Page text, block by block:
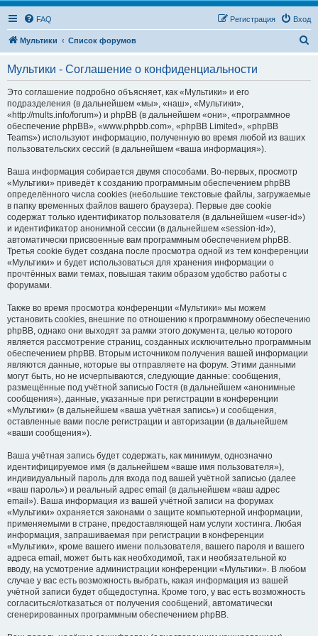
FAQ Вход
Регистрация
Мультики Список форумов
Мультики - Соглашение о конфиденциальности
Это соглашение подробно объясняет, как «Мультики» и его
подразделения (в дальнейшем «мы», «наш», «Мультики»,
«http://mults.info/forum») и phpBB (в дальнейшем «они», «программное
обеспечение phpBB», «www.phpbb.com», «phpBB Limited», «phpBB
Teams») используют информацию, полученную во время любой из ваших
пользовательских сессий (в дальнейшем «ваша информация»).
Ваша информация собирается двумя способами. Во-первых, просмотр
«Мультики» приведёт к созданию программным обеспечением phpBB
определённого числа cookies (небольшие текстовые файлы, загружаемые
в папку временных файлов вашего браузера). Первые две cookie
содержат только идентификатор пользователя (в дальнейшем «user-id»)
и идентификатор анонимной сессии (в дальнейшем «session-id»),
автоматически присвоенные вам программным обеспечением phpBB.
Третья cookie будет создана после просмотра одной из тем конференции
«Мультики» и будет использоваться для хранения информации о
прочтённых вами темах, повышая таким образом удобство работы с
форумами.
Также во время просмотра конференции «Мультики» мы можем
установить cookies, внешние по отношению к программному обеспечению
phpBB, однако они выходят за рамки этого документа, целью которого
является рассмотрение страниц, созданных исключительно программным
обеспечением phpBB. Вторым источником получения вашей информации
являются данные, которые вы отправляете на форум. Этими данными
могут быть, но не исчерпываются, следующие данные: сообщения,
размещённые под учётной записью Гостя (в дальнейшем «анонимные
сообщения»), данные, указанные при регистрации в конференции
«Мультики» (в дальнейшем «ваша учётная запись») и сообщения,
оставленные вами после регистрации и авторизации (в дальнейшем
«ваши сообщения»).
Ваша учётная запись будет содержать, как минимум, однозначно
идентифицируемое имя (в дальнейшем «ваше имя пользователя»),
индивидуальный пароль для входа под вашей учётной записью (далее
«ваш пароль») и реальный адрес email (в дальнейшем «ваш адрес
email»). Ваша информация из вашей учётной записи на форумах
«Мультики» охраняется законами о защите компьютерной информации,
применяемыми в стране, предоставляющей нам услуги хостинга. Любая
информация, запрашиваемая при регистрации в конференции
«Мультики», кроме вашего имени пользователя, вашего пароля и вашего
адреса email, может быть как необходимой, так и необязательной ко
вводу, на усмотрение администрации конференции «Мультики». В любом
случае у вас есть возможность выбрать, какая информация из вашей
учётной записи будет общедоступна. Кроме того, у вас есть возможность
согласиться/отказаться от получения сообщений, автоматически
сгенерированных программным обеспечением phpBB.